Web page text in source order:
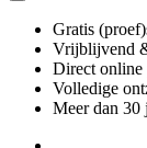
Gratis
Vrijblijvend
Direct online
Volledige
Meer dan 30